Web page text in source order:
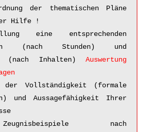
der thematischen Pläne
Hilfe !
eine entsprechenden
(nach Stunden) und
(nach Inhalten) Auswertung
der Vollständigkeit (formale
und Aussagefähigkeit Ihrer
nach